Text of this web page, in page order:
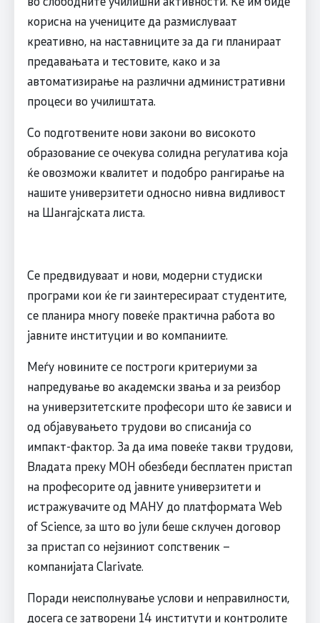
корисна на учениците да размислуваат
креативно, на наставниците за да ги планираат
предавањата и тестовите, како и за
автоматизирање на различни административни
процеси во училиштата.
Со подготвените нови закони во високото
образование се очекува солидна регулатива која
ќе овозможи квалитет и подобро рангирање на
нашите универзитети односно нивна видливост
на Шангајската листа.
Се предвидуваат и нови, модерни студиски
програми кои ќе ги заинтересираат студентите,
се планира многу повеќе практична работа во
јавните институции и во компаниите.
Меѓу новините се построги критериуми за
напредување во академски звања и за реизбор
на универзитетските професори што ќе зависи и
од објавувањето трудови во списанија со
импакт-фактор. За да има повеќе такви трудови,
Владата преку МОН обезбеди бесплатен пристап
на професорите од јавните универзитети и
истражувачите од МАНУ до платформата Web
of Science, за што во јули беше склучен договор
за пристап со нејзиниот сопственик –
компанијата Clarivate.
Поради неисполнување услови и неправилности,
досега се затворени 14 институти и контролите